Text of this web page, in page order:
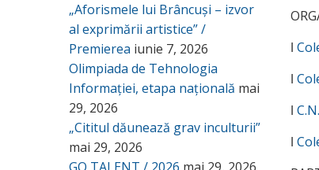
„Aforismele lui Brâncuși – izvor
al exprimării artistice” /
Premierea iunie 7, 2026
Olimpiada de Tehnologia
Informației, etapa națională mai
29, 2026
„Cititul dăunează grav inculturii”
mai 29, 2026
ǀ
ǀ
ǀ
ǀ